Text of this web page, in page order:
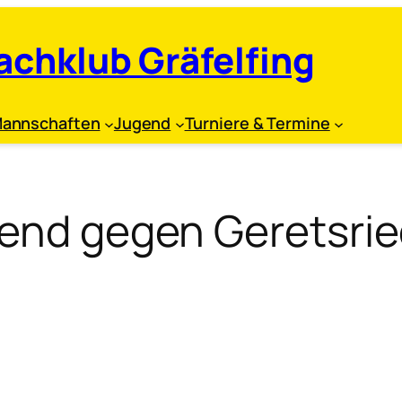
Gräfelfing
Jugend Turniere & Termine
gegen